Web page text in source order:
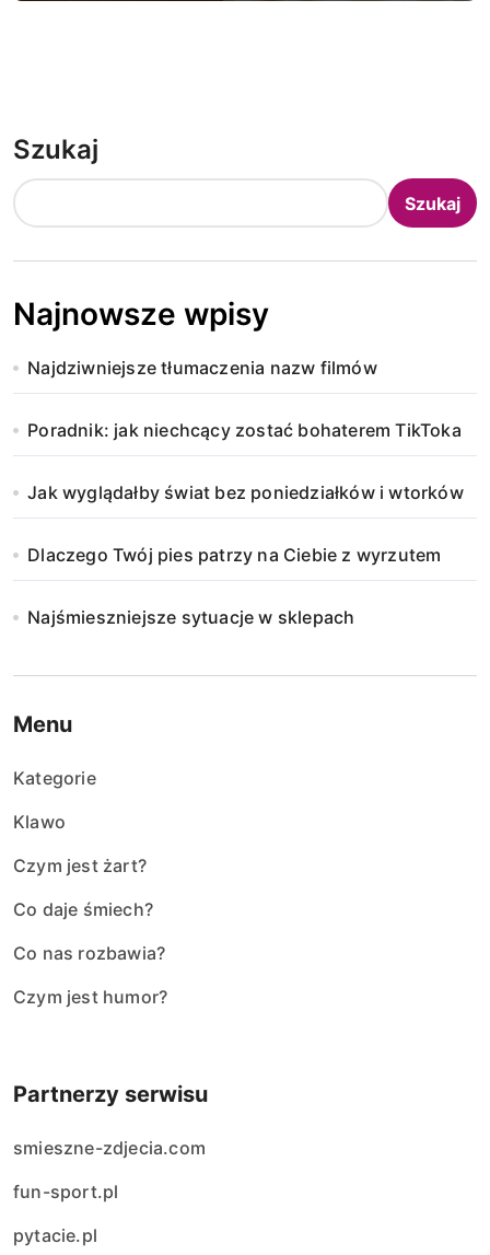
Szukaj
Szukaj
Najnowsze wpisy
Najdziwniejsze tłumaczenia nazw filmów
Poradnik: jak niechcący zostać bohaterem TikToka
Jak wyglądałby świat bez poniedziałków i wtorków
Dlaczego Twój pies patrzy na Ciebie z wyrzutem
Najśmieszniejsze sytuacje w sklepach
Menu
Kategorie
Klawo
Czym jest żart?
Co daje śmiech?
Co nas rozbawia?
Czym jest humor?
Partnerzy serwisu
smieszne-zdjecia.com
fun-sport.pl
pytacie.pl